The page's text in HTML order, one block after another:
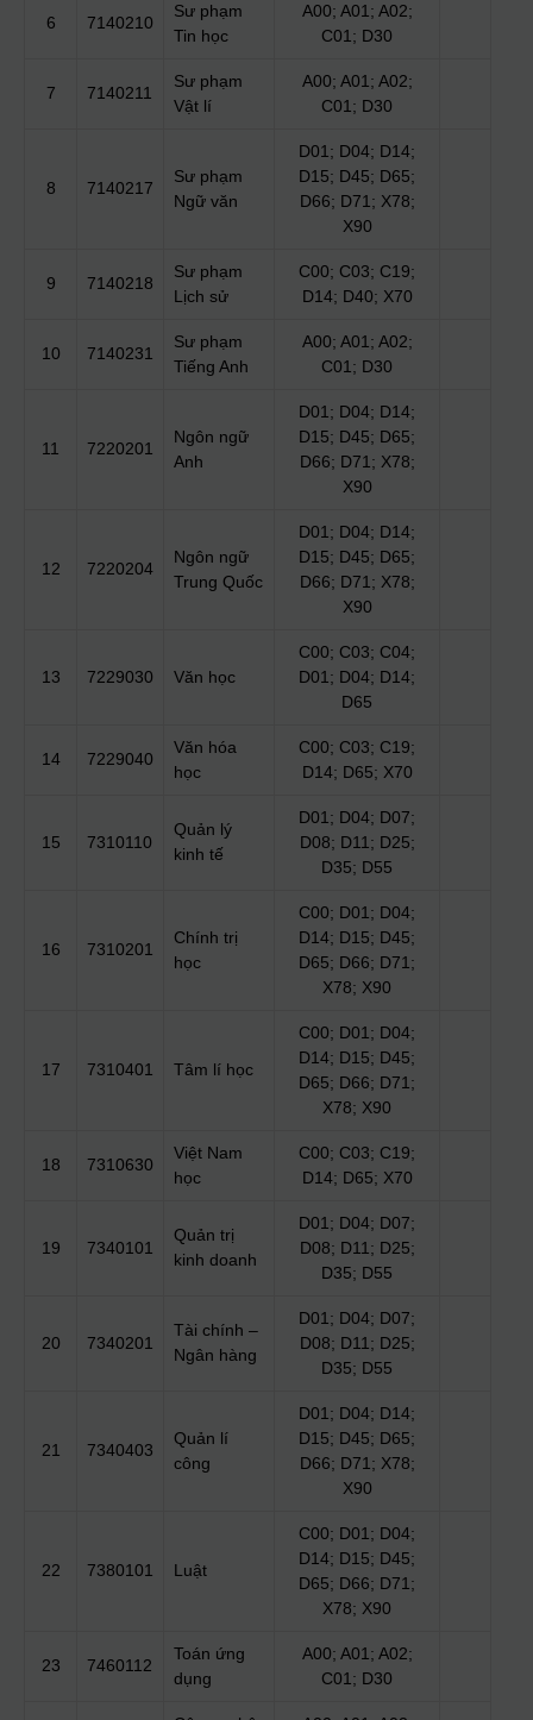
6 7140210
Sư phạm
Tin học
A00; A01; A02;
C01; D30
7 7140211
Sư phạm
Vật lí
A00; A01; A02;
C01; D30
8 7140217
Sư phạm
Ngữ văn
D01; D04; D14;
D15; D45; D65;
D66; D71; X78;
X90
9 7140218
Sư phạm
Lịch sử
C00; C03; C19;
D14; D40; X70
10 7140231
Sư phạm
Tiếng Anh
A00; A01; A02;
C01; D30
11 7220201
Ngôn ngữ
Anh
D01; D04; D14;
D15; D45; D65;
D66; D71; X78;
X90
12 7220204
Ngôn ngữ
Trung Quốc
D01; D04; D14;
D15; D45; D65;
D66; D71; X78;
X90
13 7229030 Văn học
C00; C03; C04;
D01; D04; D14;
D65
14 7229040
Văn hóa
học
C00; C03; C19;
D14; D65; X70
15 7310110
Quản lý
kinh tế
D01; D04; D07;
D08; D11; D25;
D35; D55
16 7310201
Chính trị
học
C00; D01; D04;
D14; D15; D45;
D65; D66; D71;
X78; X90
17 7310401 Tâm lí học
C00; D01; D04;
D14; D15; D45;
D65; D66; D71;
X78; X90
18 7310630
Việt Nam
học
C00; C03; C19;
D14; D65; X70
19 7340101
Quản trị
kinh doanh
D01; D04; D07;
D08; D11; D25;
D35; D55
20 7340201
Tài chính –
Ngân hàng
D01; D04; D07;
D08; D11; D25;
D35; D55
21 7340403
Quản lí
công
D01; D04; D14;
D15; D45; D65;
D66; D71; X78;
X90
22 7380101 Luật
C00; D01; D04;
D14; D15; D45;
D65; D66; D71;
X78; X90
23 7460112
Toán ứng
dụng
A00; A01; A02;
C01; D30